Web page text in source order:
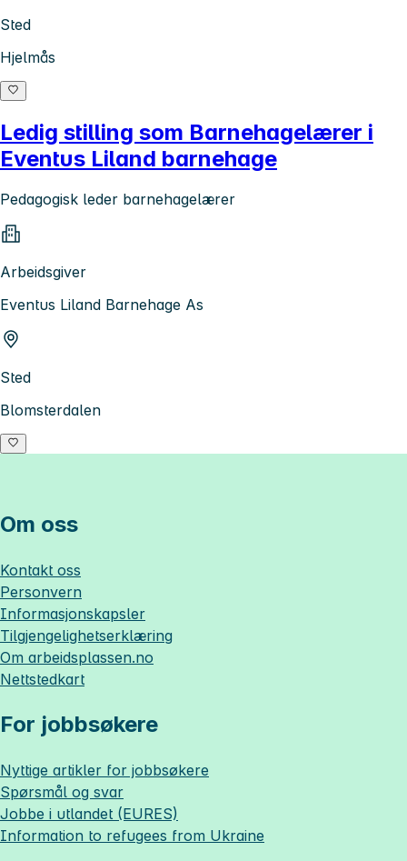
Sted
Hjelmås
Ledig stilling som Barnehagelærer i
Eventus Liland barnehage
Pedagogisk leder barnehagelærer
Arbeidsgiver
Eventus Liland Barnehage As
Sted
Blomsterdalen
Om oss
Kontakt oss
Personvern
Informasjonskapsler
Tilgjengelighetserklæring
Om arbeidsplassen.no
Nettstedkart
For jobbsøkere
Nyttige artikler for jobbsøkere
Spørsmål og svar
Jobbe i utlandet (EURES)
Information to refugees from Ukraine